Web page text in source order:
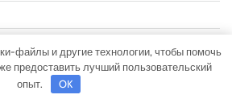
файлы и другие технологии, чтобы помочь
предоставить лучший пользовательский
опыт.
OK